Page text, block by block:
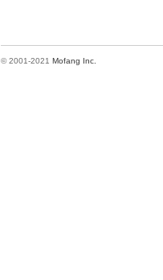
© 2001-2021 Mofang Inc.